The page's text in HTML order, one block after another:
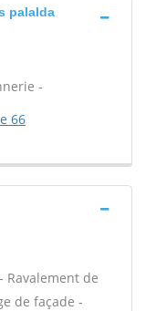
palalda
-
66
Ravalement de
de façade -